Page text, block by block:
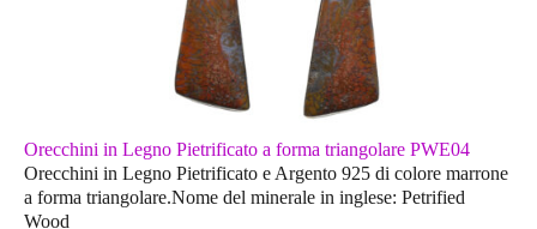
Orecchini in Legno Pietrificato a forma triangolare PWE04
Orecchini in Legno Pietrificato e Argento 925 di colore marrone
a forma triangolare.Nome del minerale in inglese: Petrified
Wood